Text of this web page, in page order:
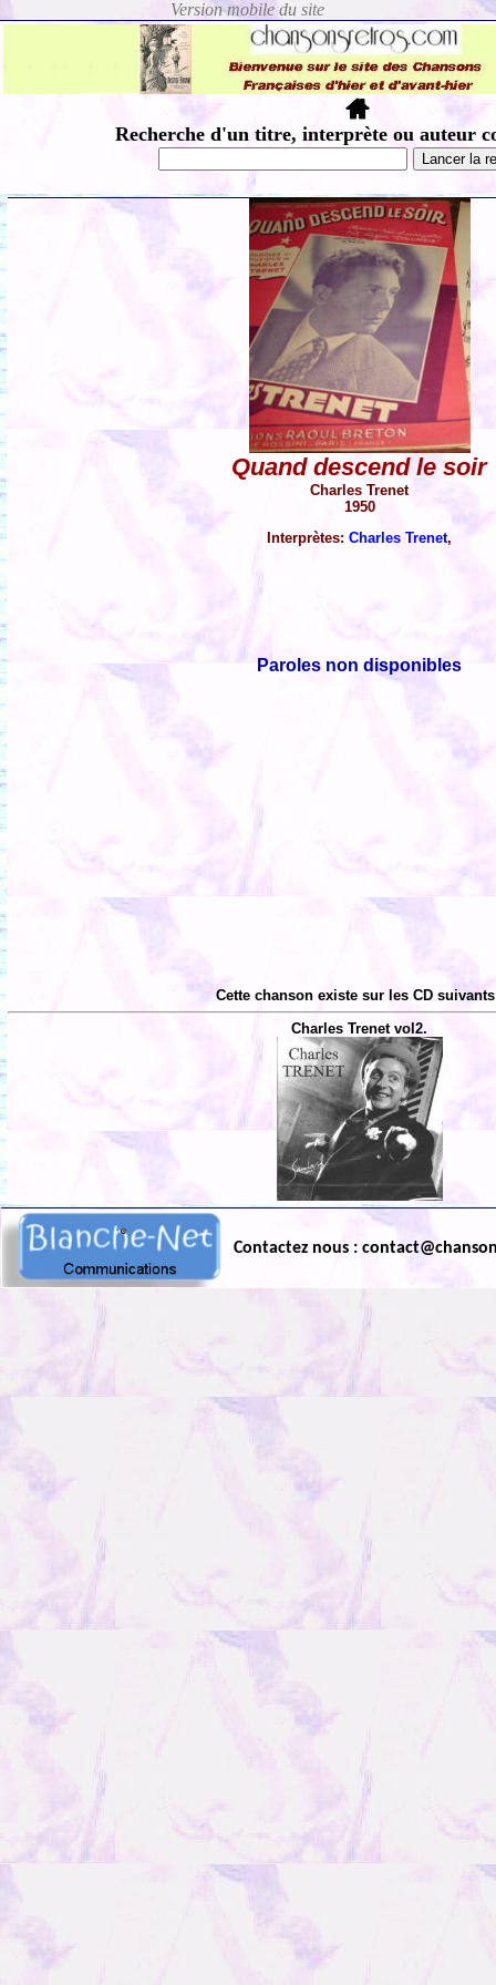
Recherche d'un titre, interprète ou auteur
Quand descend le soir
Charles Trenet
1950
Interprètes:Charles Trenet,
Paroles non disponibles
Cette chanson existe sur les CD
Charles Trenet vol2.
Contactez nous :